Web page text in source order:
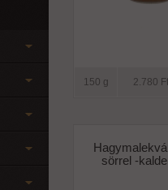
150 g 2.780 Ft
sörrel -